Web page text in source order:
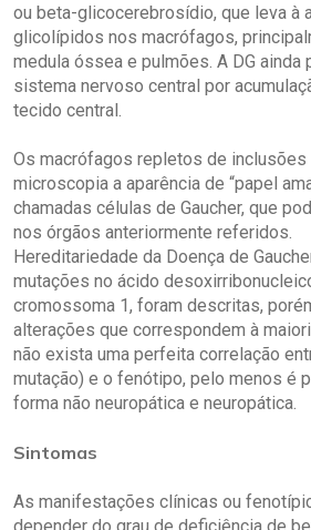
ou beta-glicocerebrosídio, que leva à
glicolípidos nos macrófagos,
medula óssea e pulmões. A DG
sistema nervoso central por
tecido central.
Os macrófagos repletos de
microscopia a aparência de “papel
chamadas células de Gaucher, que
nos órgãos anteriormente referidos.
Hereditariedade da Doença de
mutações no ácido
cromossoma 1, foram descritas,
alterações que correspondem à
não exista uma perfeita correlação
mutação) e o fenótipo, pelo menos é
forma não neuropática e neuropática.
Sintomas
As manifestações clínicas ou